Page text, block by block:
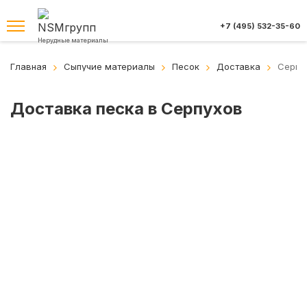
Нерудные материалы
+7 (495) 532-35-60
Главная Сыпучие материалы Песок Доставка
Доставка песка в Серпухов